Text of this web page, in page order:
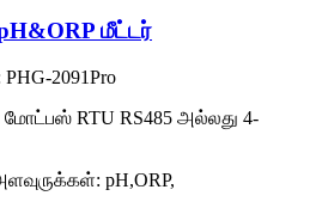
மீட்டர்
2091Pro
மோட்பஸ் RTU RS485 அல்லது 4-
pH,ORP,